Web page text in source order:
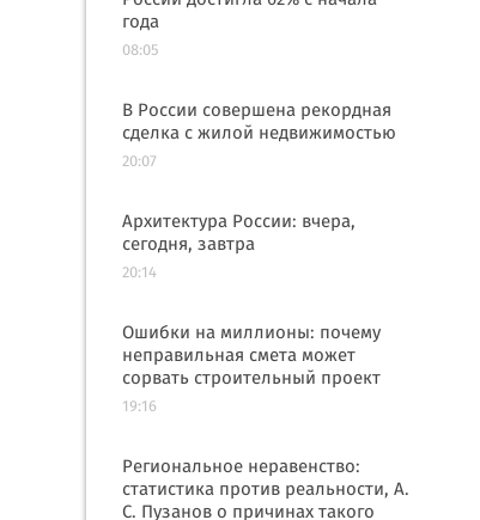
года
08:05
В России совершена рекордная
сделка с жилой недвижимостью
20:07
Архитектура России: вчера,
сегодня, завтра
20:14
Ошибки на миллионы: почему
неправильная смета может
сорвать строительный проект
19:16
Региональное неравенство:
статистика против реальности, А.
С. Пузанов о причинах такого